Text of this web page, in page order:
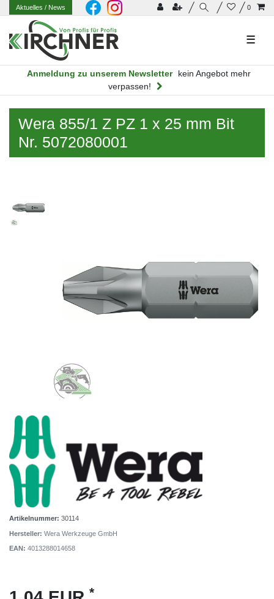
0
Aktuelles/ News
☰
Anmeldung zu unserem Newsletter
kein Angebot mehr
verpassen!
Wera 855/1 Z PZ 1 x 25 mm Bit
Nr. 5072080001
Artikelnummer: 30114
Hersteller: Wera Werkzeuge GmbH
EAN: 4013288014658
*